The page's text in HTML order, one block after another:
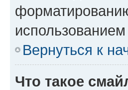
Вернуться к
Что такое